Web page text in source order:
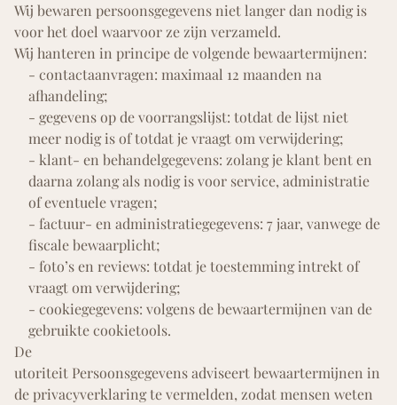
Wij bewaren persoonsgegevens niet langer dan nodig is
voor het doel waarvoor ze zijn verzameld.
Wij hanteren in principe de volgende bewaartermijnen:
- contactaanvragen: maximaal 12 maanden na
afhandeling;
- gegevens op de voorrangslijst: totdat de lijst niet
meer nodig is of totdat je vraagt om verwijdering;
- klant- en behandelgegevens: zolang je klant bent en
daarna zolang als nodig is voor service, administratie
of eventuele vragen;
- factuur- en administratiegegevens: 7 jaar, vanwege de
fiscale bewaarplicht;
- foto’s en reviews: totdat je toestemming intrekt of
vraagt om verwijdering;
- cookiegegevens: volgens de bewaartermijnen van de
gebruikte cookietools.
De
utoriteit Persoonsgegevens adviseert bewaartermijnen in
de privacyverklaring te vermelden, zodat mensen weten